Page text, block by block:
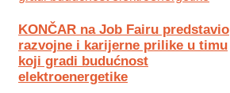
KONČAR na Job Fairu predstavio
razvojne i karijerne prilike u timu
koji gradi budućnost
elektroenergetike